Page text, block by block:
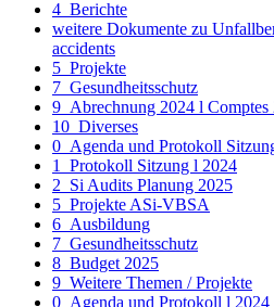
4_Berichte
weitere Dokumente zu
accidents
5_Projekte
7_Gesundheitsschutz
9_Abrechnung 2024 l Comptes
10_Diverses
0_Agenda und Protokoll
1_Protokoll Sitzung l 2024
2_Si Audits Planung 2025
5_Projekte ASi-VBSA
6_Ausbildung
7_Gesundheitsschutz
8_Budget 2025
9_Weitere Themen / Projekte
0_Agenda und Protokoll l 2024